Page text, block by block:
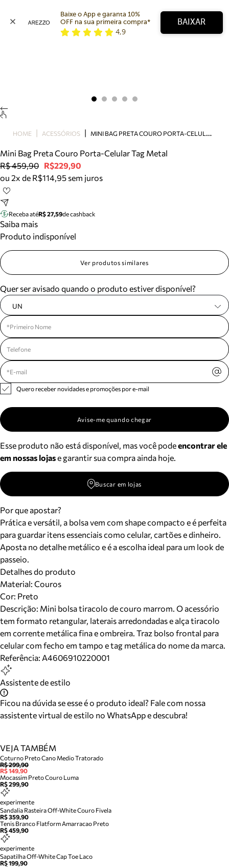
Bolsa
Tamanco
Tênis
Mule
Tire dúvidas sobre pedidos, devoluções e mais.
Meus pedidos
Acompanhe seus pedidos e solicite devoluções.
Baixe o App e garanta 10%
OFF na sua primeira compra*
4,9
BAIXAR
HOME ACESSÓRIOS M
INI BAG PRETA COURO PORTA-CELULAR TAG METAL
Mini Bag Preta Couro Porta-Celular Tag Metal
R$ 459,90 R$229,90
ou 2x de R$114,95 sem juros
Receba atéR$ 27,59de cashback
Saiba mais
Produto indisponível
Ver produtos similares
Quer ser avisado quando o produto estiver disponível?
UN
Quero receber novidades e promoções por e-mail
Avise-me quando chegar
Esse produto não está disponível, mas você podeencontrar ele
em nossas lojase garantir sua compra ainda hoje.
Buscar em lojas
Por que apostar?
Prática e versátil, a bolsa vem com shape compacto e é perfeita
para guardar itens essenciais como celular, cartões e dinheiro.
Aposta no detalhe metálico e é a escolha ideal para um look de
passeio.
Detalhes do produto
Material: Couros
Cor: Preto
Descrição: Mini bolsa tiracolo de couro marrom. O acessório
tem formato retangular, laterais arredondadas e alça tiracolo
em corrente metálica fina e ombreira. Traz bolso frontal para
celular com fecho em tampo e tag metálica do nome da marca.
Referência: A4606910220001
Assistente de estilo
Ficou na dúvida se esse é o produto ideal? Fale com nossa
assistente virtual de estilo no WhatsApp e descubra!
VEJA TAMBÉM
Coturno Preto Cano Medio Tratorado
R$ 299,90
R$ 149,90
Mocassim Preto Couro Luma
R$ 299,90
experimente
Sandalia Rasteira Off-White Couro Fivela
R$ 359,90
Tenis Branco Flatform Amarracao Preto
R$ 459,90
experimente
Sapatilha Off-White Cap Toe Laco
R$ 199,90